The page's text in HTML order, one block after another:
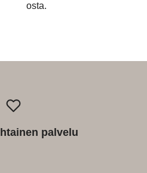
osta.
palvelu